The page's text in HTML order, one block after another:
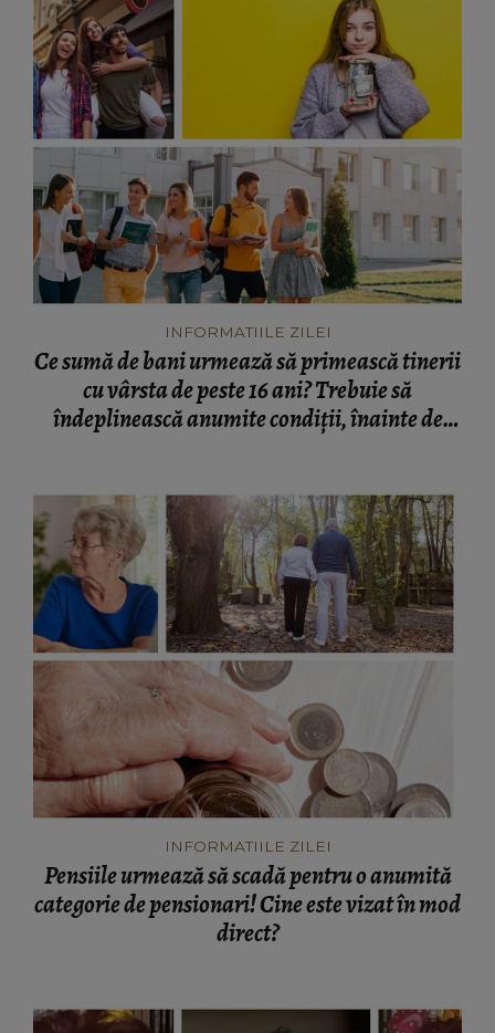
INFORMATIILE ZILEI
Ce sumă de bani urmează să primească tinerii
cu vârsta de peste 16 ani? Trebuie să
îndeplinească anumite condiții, înainte de
INFORMATIILE ZILEI
Pensiile urmează să scadă pentru o anumită
categorie de pensionari! Cine este vizat în mod
direct?